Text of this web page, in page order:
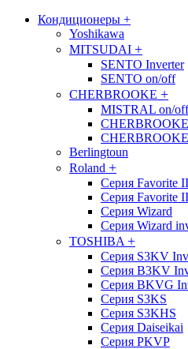
Кондиционеры +
Yoshikawa
MITSUDAI +
SENTO Inverter
SENTO on/off
CHERBROOKE +
MISTRAL on/off
Berlingtoun
Roland +
Серия Favorite II
Серия Favorite
Серия Wizard
Серия Wizard
TOSHIBA +
Серия S3KV
Серия B3KV
Серия BKVG
Серия S3KS
Серия S3KHS
Серия Daiseikai
Серия PKVP